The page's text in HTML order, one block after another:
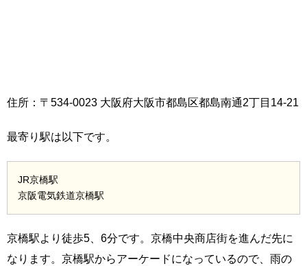
住所：〒534-0023 大阪府大阪市都島区都島南通2丁目14-21
最寄り駅は以下です。
JR京橋駅
京阪電気鉄道京橋駅
京橋駅より徒歩5、6分です。京橋中央商店街を進んだ先に
なります。京橋駅からアーケードになっているので、雨の